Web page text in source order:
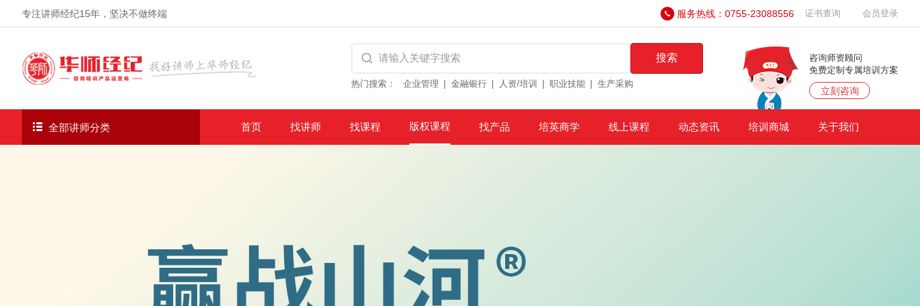
专注讲师经纪15年 ，坚决不做终端 服务热线：0755-23088556 证书查询 会员登录
搜索
热门搜索： 企业管理 金融银行 人资/培训 职业技能 生产采购
咨询师资顾问
免费定制专属培训方案
立刻咨询
全部讲师分类 首页 找讲师 找课程 版权课程 找产品 培英商学 线上课程 动态资讯 培训商城 关于我们